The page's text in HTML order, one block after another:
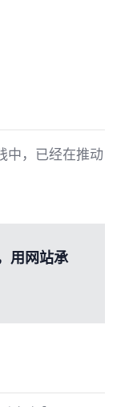
中，已经在推动
用网站承